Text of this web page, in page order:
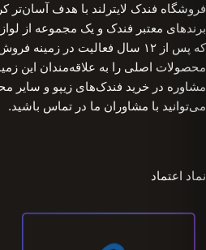
فروشگاه فندک لایترلند با هدف آسان‌تر
برندهای معتبر فندک و یک مجموعه از
که پس از ۱۲ سال فعالیت در
محصولات اصلی را به علاقه‌مندان این
مشاوره در خرید فندک‌های زیپو و سایر
می‌توانید با مشاوران ما در تماس باشید.
نماد اعتماد